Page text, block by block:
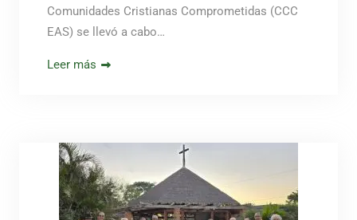
Comunidades Cristianas Comprometidas (CCC
EAS) se llevó a cabo…
Leer más